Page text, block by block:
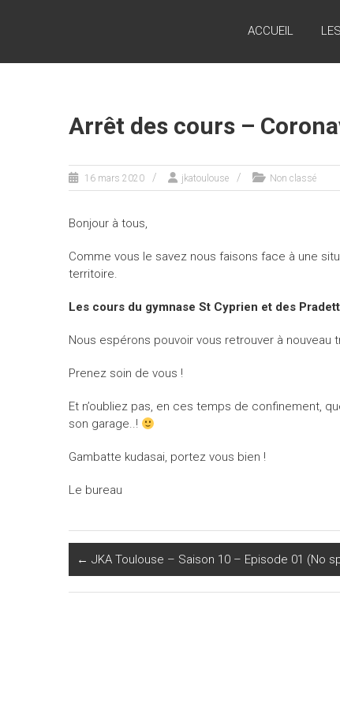
ACCUEIL
Arrêt des cours –
16 mars 2020 jkatoulouse Non classé
Bonjour à tous,
Comme vous le savez nous faisons face à une
territoire.
Les cours du gymnase St Cyprien et des
Nous espérons pouvoir vous retrouver à nouveau
Prenez soin de vous !
Et n’oubliez pas, en ces temps de confinement,
son garage..!
Gambatte kudasai, portez vous bien !
Le bureau
← JKA Toulouse – Saison 10 – Episode 01 (No